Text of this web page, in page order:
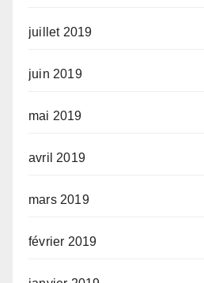
juillet 2019
juin 2019
mai 2019
avril 2019
mars 2019
février 2019